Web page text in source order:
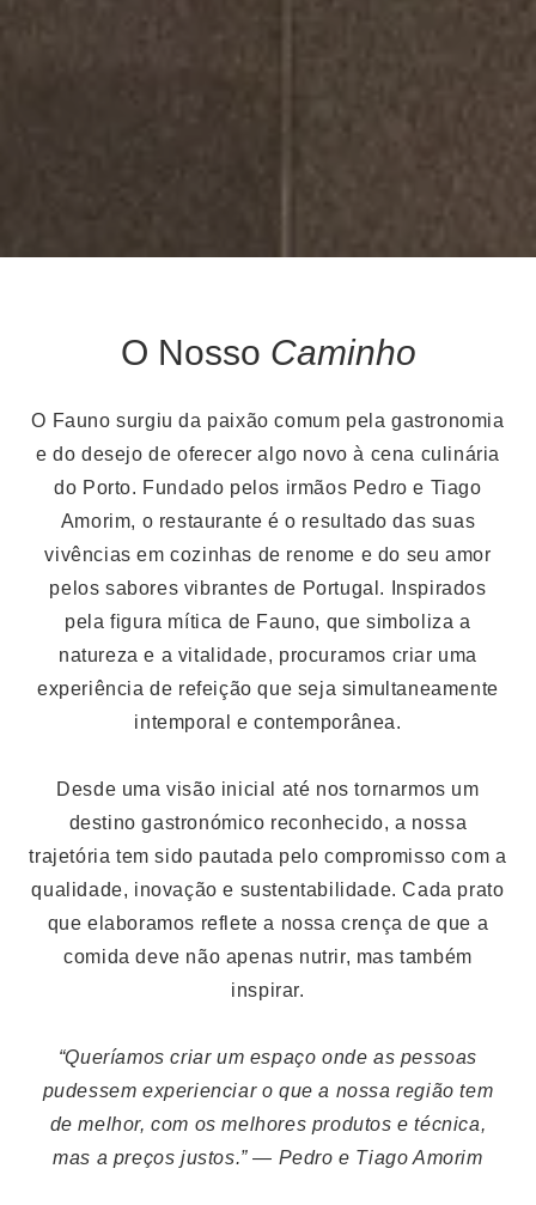
O Nosso Caminho
O Fauno surgiu da paixão comum pela gastronomia
e do desejo de oferecer algo novo à cena culinária
do Porto. Fundado pelos irmãos Pedro e Tiago
Amorim, o restaurante é o resultado das suas
vivências em cozinhas de renome e do seu amor
pelos sabores vibrantes de Portugal. Inspirados
pela figura mítica de Fauno, que simboliza a
natureza e a vitalidade, procuramos criar uma
experiência de refeição que seja simultaneamente
intemporal e contemporânea.
Desde uma visão inicial até nos tornarmos um
destino gastronómico reconhecido, a nossa
trajetória tem sido pautada pelo compromisso com a
qualidade, inovação e sustentabilidade. Cada prato
que elaboramos reflete a nossa crença de que a
comida deve não apenas nutrir, mas também
inspirar.
“Queríamos criar um espaço onde as pessoas
pudessem experienciar o que a nossa região tem
de melhor, com os melhores produtos e técnica,
mas a preços justos.”— Pedro e Tiago Amorim